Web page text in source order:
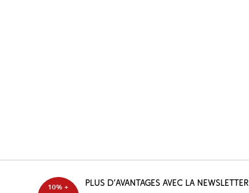
10% +
Plus d’avantages avec la newsletter